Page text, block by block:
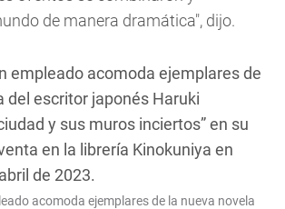
de manera dramática", dijo.
acomoda ejemplares de la nueva novela